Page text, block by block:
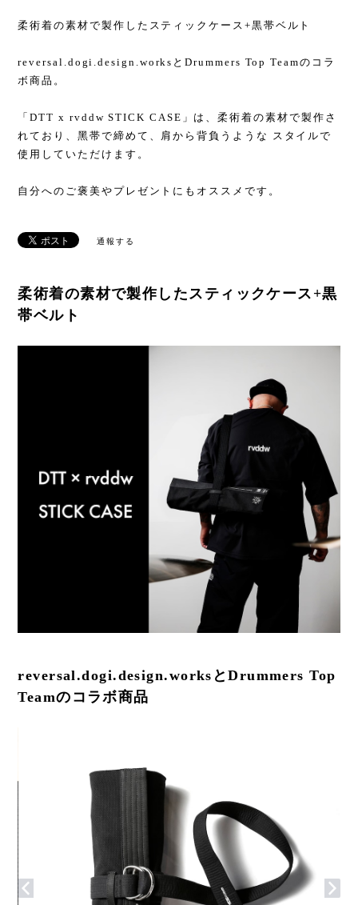
柔術着の素材で製作したスティックケース+黒帯ベルト
reversal.dogi.design.worksとDrummers Top Teamのコラ
ボ商品。
「DTT x rvddw STICK CASE」は、柔術着の素材で製作さ
れており、⿊帯で締めて、肩から背負うような スタイルで
使⽤していただけます。
自分へのご褒美やプレゼントにもオススメです。
通報する
柔術着の素材で製作したスティックケース+黒
帯ベルト
reversal.dogi.design.worksとDrummers Top
Teamのコラボ商品